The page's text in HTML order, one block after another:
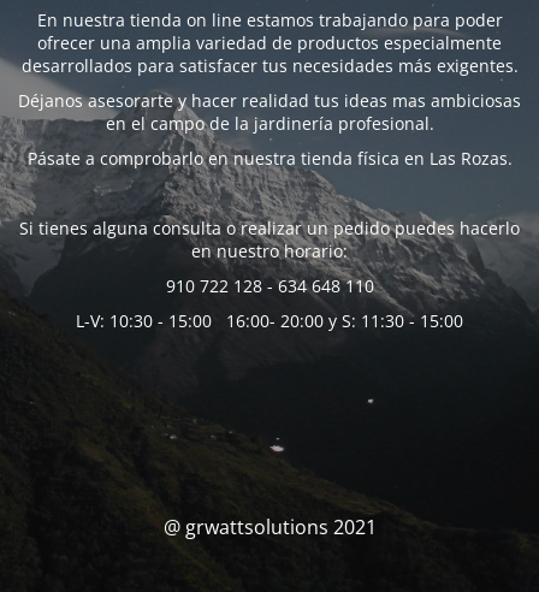
En nuestra tienda on line estamos trabajando para poder
ofrecer una amplia variedad de productos especialmente
desarrollados para satisfacer tus necesidades más exigentes.
Déjanos asesorarte y hacer realidad tus ideas mas ambiciosas
en el campo de la jardinería profesional.
Pásate a comprobarlo en nuestra tienda física en Las Rozas.
Si tienes alguna consulta o realizar un pedido puedes hacerlo
en nuestro horario:
910 722 128 - 634 648 110
L-V: 10:30 - 15:00 16:00- 20:00 y S: 11:30 - 15:00
@ grwattsolutions 2021